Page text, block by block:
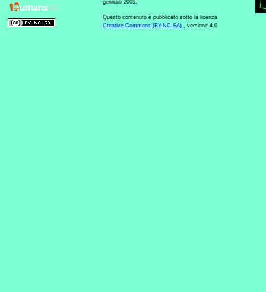
gennaio 2005.
Questo contenuto è pubblicato sotto la licenza
Creative Commons (BY-NC-SA) , versione 4.0.